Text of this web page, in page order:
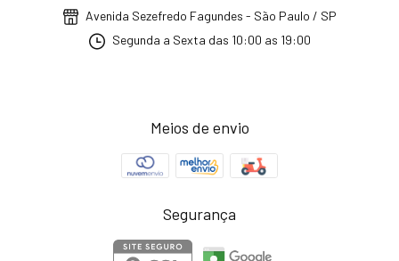
Avenida Sezefredo Fagundes - São Paulo / SP
Segunda a Sexta das 10:00 as 19:00
Meios de envio
Segurança